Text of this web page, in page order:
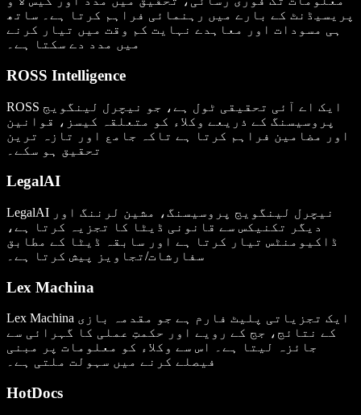
پریسیڈنٹ کے بارے میں رہنمائی فراہم کرتا ہے۔ ساتھ
ہی مسودات اور معاہدے نہایت کم وقت میں تیار کرنے
میں مدد دے سکتا ہے۔
ROSS Intelligence
ROSS ایک اے آئی تحقیقی ٹول ہے، جو نیچرل لینگویج
پروسیسنگ کے ذریعے وکلاء کو متعلقہ کیسز، قوانین
اور مضامین فراہم کرتا ہے تاکہ جامع اور تازہ ترین
تحقیق ہو سکے۔
LegalAI
LegalAI نیچرل لینگویج پروسیسنگ، مشین لرننگ اور
دیگر تکنیکس سے قانونی ڈیٹا کا تجزیہ کرتا ہے،
ڈاکیومنٹس تیار کرتا ہے اور سابقہ ڈیٹا کے مطابق
سفارشات/تجاویز پیش کرتا ہے۔
Lex Machina
Lex Machina ایک تجزیاتی پلیٹ فارم ہے جو مقدمہ بازی
کے نتائج، جج کے رویے اور حکمتِ عملی کا گہرائی سے
جائزہ لیتا ہے۔ اس سے وکلاء کو معلومات پر مبنی
فیصلے کرنے میں سہولت ملتی ہے۔
HotDocs